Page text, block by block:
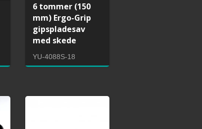
6 tommer (150
mm) Ergo-Grip
gipspladesav
med skede
YU-4088S-18